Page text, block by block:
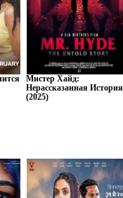
Мистер Хайд:
Нерассказанная История
(2025)